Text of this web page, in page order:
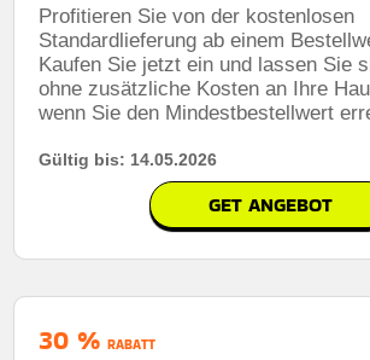
Profitieren Sie von der kostenlosen
Standardlieferung ab einem
Kaufen Sie jetzt ein und lassen Sie
ohne zusätzliche Kosten an Ihre
wenn Sie den Mindestbestellwert
Gültig bis: 14.05.2026
GET ANGEBOT
30 % RABATT